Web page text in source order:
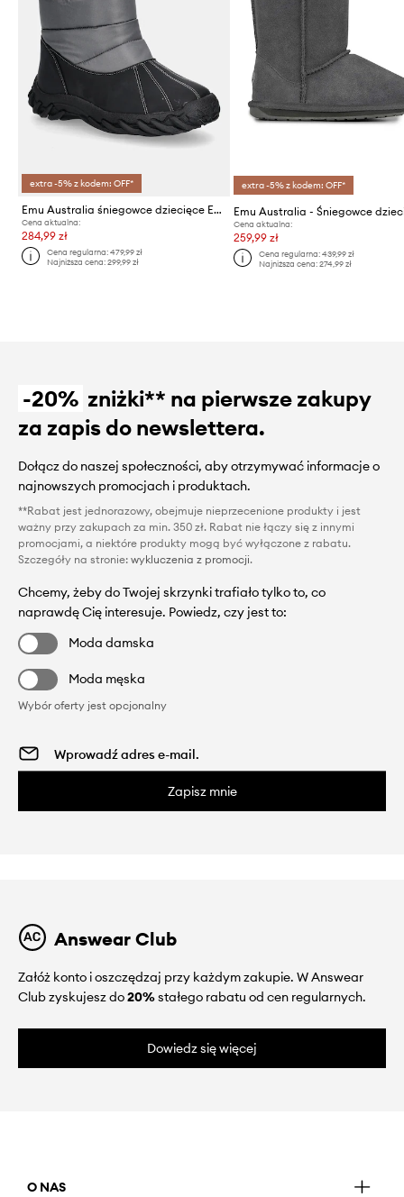
extra -5% z kodem: OFF*
Emu Australia śniegowce dziecięce Eaglet Lo
Cena aktualna:
284,99 zł
Cena regularna:479,99 zł
Najniższa cena:299,99 zł
extra -5% z kodem: OFF*
Cena aktualna:
259,99 zł
Cena regularna: 439,99 zł
Najniższa cena: 274,99 zł
-20% zniżki** na pierwsze zakupy
za zapis do newslettera.
Dołącz do naszej społeczności, aby otrzymywać informacje o
najnowszych promocjach i produktach.
**Rabat jest jednorazowy, obejmuje nieprzecenione produkty i jest
ważny przy zakupach za min. 350 zł. Rabat nie łączy się z innymi
promocjami, a niektóre produkty mogą być wyłączone z rabatu.
Szczegóły na stronie: wykluczenia z promocji.
Chcemy, żeby do Twojej skrzynki trafiało tylko to, co
naprawdę Cię interesuje. Powiedz, czy jest to:
Moda damska
Moda męska
Wybór oferty jest opcjonalny
Zapisz mnie
Answear Club
Załóż konto i oszczędzaj przy każdym zakupie. W Answear
Club zyskujesz do20%stałego rabatu od cen regularnych.
Dowiedz się więcej
O NAS